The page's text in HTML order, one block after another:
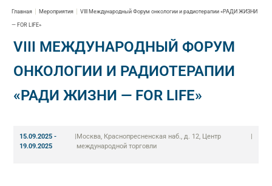
Главная Мероприятия VIII Международный Форум онкологии и радиотерапии «РАДИ ЖИЗНИ
— FOR LIFE»
VIII МЕЖДУНАРОДНЫЙ ФОРУМ
ОНКОЛОГИИ И РАДИОТЕРАПИИ
«РАДИ ЖИЗНИ — FOR LIFE»
15.09.2025 -
19.09.2025
|Москва, Краснопресненская наб., д. 12, Центр
международной торговли
|